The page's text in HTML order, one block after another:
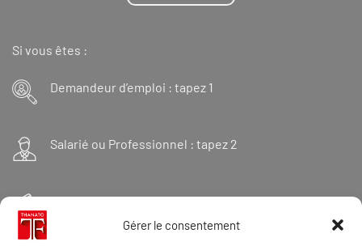
Gérer le consentement
Si vous êtes :
Demandeur d’emploi : tapez 1
Salarié ou Professionnel : tapez 2
Financeur : tapez 3